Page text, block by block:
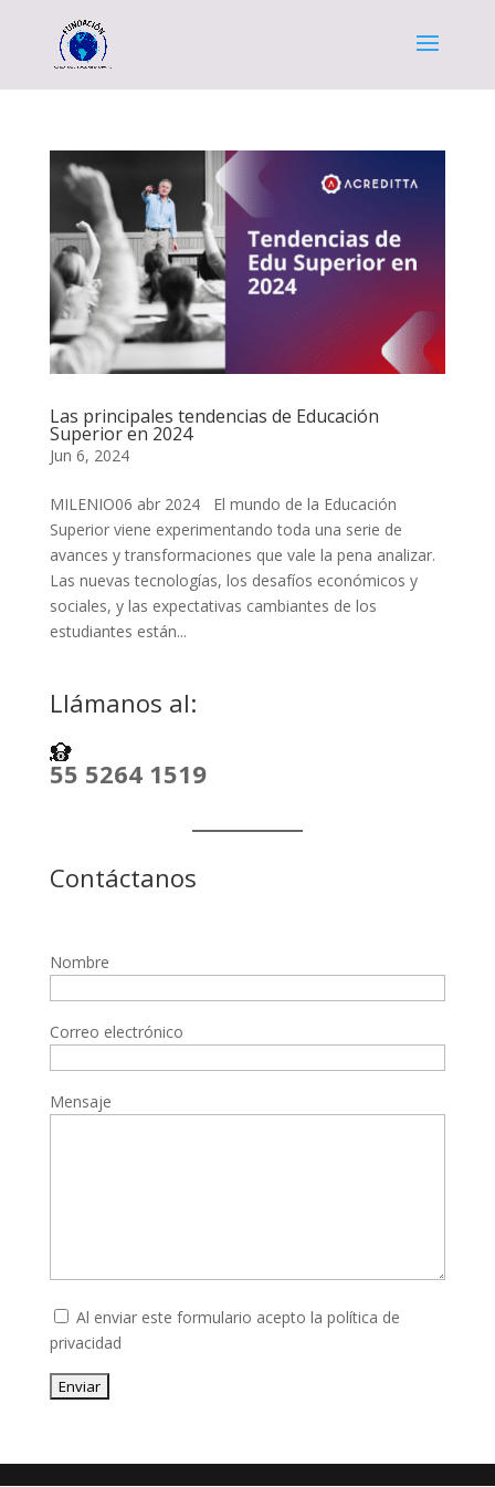
Las principales tendencias de Educación
Superior en 2024
Jun 6, 2024
MILENIO06 abr 2024 El mundo de la Educación
Superior viene experimentando toda una serie de
avances y transformaciones que vale la pena analizar.
Las nuevas tecnologías, los desafíos económicos y
sociales, y las expectativas cambiantes de los
estudiantes están...
Llámanos al:
55 5264 1519
Contáctanos
Nombre
Correo electrónico
Mensaje
Al enviar este formulario acepto la política de
privacidad
Enviar